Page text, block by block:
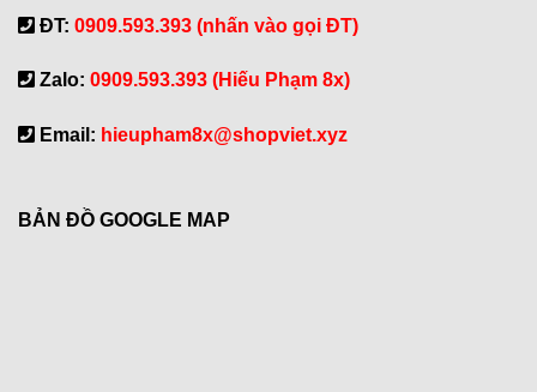
ĐT: 0909.593.393 (nhấn vào gọi ĐT)
Zalo: 0909.593.393 (Hiếu Phạm 8x)
Email: hieupham8x@shopviet.xyz
BẢN ĐỒ GOOGLE MAP